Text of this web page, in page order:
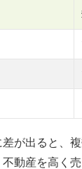
が出ると、
動産を高く